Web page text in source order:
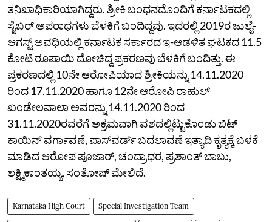
ತನಿಖಾಧಿಕಾರಿಯಾಗಿದ್ದರು. ಶ್ರೀಕಿ ಬಂಧನದೊಂದಿಗೆ ಕರ್ನಾಟಕದಲ್ಲಿ
ಸೈಬರ್‌ ಅಪರಾಧಗಳು ಬೆಳಕಿಗೆ ಬಂದಿದ್ದವು. ಇದರಲ್ಲಿ 2019ರ ಜುಲೈ-
ಆಗಸ್ಟ್‌ ಅವಧಿಯಲ್ಲಿ ಕರ್ನಾಟಕ ಸರ್ಕಾರದ ಇ-ಆಡಳಿತ ಘಟಕದ 11.5
ಕೋಟಿ ರೂಪಾಯಿ ದೋಚಿದ್ದ ಪ್ರಕರಣವು ಬೆಳಕಿಗೆ ಬಂದಿತ್ತು. ಈ
ಪ್ರಕರಣದಲ್ಲಿ 10ನೇ ಆರೋಪಿಯಾದ ಶ್ರೀಕಿಯನ್ನು 14.11.2020
ರಿಂದ 17.11.2020 ಹಾಗೂ 12ನೇ ಆರೋಪಿ ರಾಹುಲ್‌
ಖಂಡೇಲವಾಲಾ ಅವರನ್ನು 14.11.2020 ರಿಂದ
31.11.2020ರವರೆಗೆ ಅಕ್ರಮವಾಗಿ ವಶದಲ್ಲಿಟ್ಟುಕೊಂಡು ಬಿಟ್‌
ಕಾಯಿನ್‌ ವರ್ಗಾವಣೆ, ಪಾಸ್‌ವರ್ಡ್‌ ಬದಲಾವಣೆ ಇತ್ಯಾದಿ ಕೃತ್ಯಕ್ಕೆ ಬಳಕೆ
ಮಾಡಿದ ಆರೋಪ ಪೂಜಾರ್‌, ಚಂದ್ರಾಧರ, ಪ್ರಶಾಂತ್‌ ಬಾಬು,
ಲಕ್ಷ್ಮಿಕಾಂತಯ್ಯ, ಸಂತೋಷ್‌ ಮೇಲಿದೆ.
Karnataka High Court Special Investigation Team